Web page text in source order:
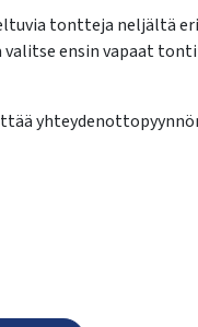
tontteja neljältä
ensin vapaat